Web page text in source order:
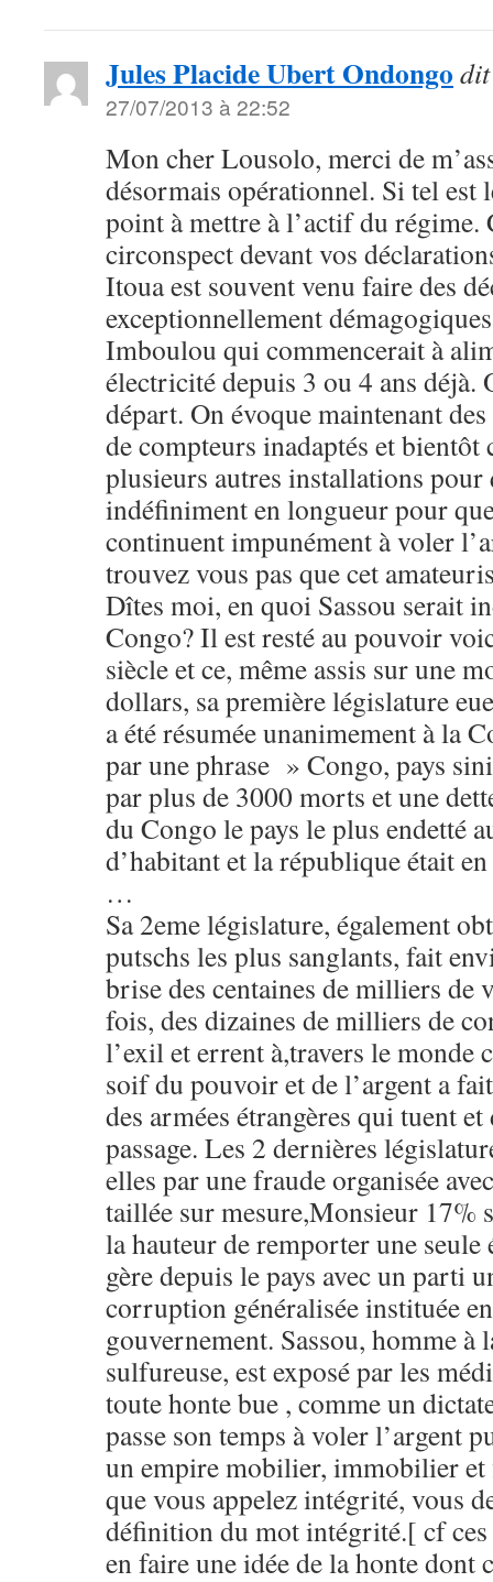
Jules Placide Ubert Ondongo
27/07/2013 à 22:52
Mon cher Lousolo, merci de
désormais opérationnel. Si tel est
point à mettre à l’actif du régime.
circonspect devant vos
Itoua est souvent venu faire des
exceptionnellement
Imboulou qui commencerait à
électricité depuis 3 ou 4 ans déjà.
départ. On évoque maintenant
de compteurs inadaptés et bientôt
plusieurs autres installations pour
indéfiniment en longueur pour
continuent impunément à voler
trouvez vous pas que cet
Dîtes moi, en quoi Sassou serait
Congo? Il est resté au pouvoir
siècle et ce, même assis sur une
dollars, sa première législature
a été résumée unanimement à la
par une phrase » Congo, pays
par plus de 3000 morts et une
du Congo le pays le plus endetté
d’habitant et la république était
…
Sa 2eme législature, également
putschs les plus sanglants, fait
brise des centaines de milliers de
fois, des dizaines de milliers de
l’exil et errent à,travers le monde
soif du pouvoir et de l’argent a
des armées étrangères qui tuent
passage. Les 2 dernières
elles par une fraude organisée
taillée sur mesure,Monsieur 17%
la hauteur de remporter une seule
gère depuis le pays avec un parti
corruption généralisée instituée
gouvernement. Sassou, homme à
sulfureuse, est exposé par les
toute honte bue , comme un
passe son temps à voler l’argent
un empire mobilier, immobilier et
que vous appelez intégrité, vous
définition du mot intégrité.[ cf
en faire une idée de la honte dont